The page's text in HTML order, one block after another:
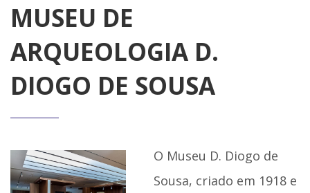
MUSEU DE
ARQUEOLOGIA D.
DIOGO DE SOUSA
O Museu D. Diogo de
Sousa, criado em 1918 e